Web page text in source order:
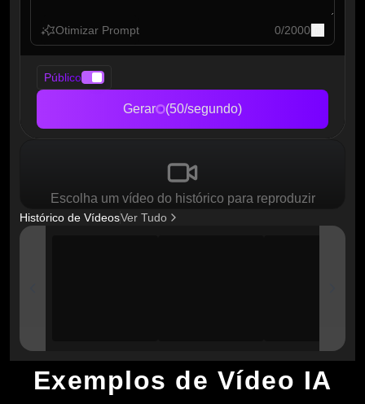
Otimizar Prompt 0/2000
Público
Gerar (50/segundo)
Escolha um vídeo do histórico para reproduzir
Histórico de VídeosVer Tudo
Exemplos de Vídeo IA